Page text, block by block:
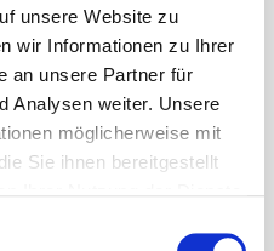
unsere Website zu
wir Informationen zu Ihrer
an unsere Partner für
Analysen weiter. Unsere
möglicherweise mit
Sie ihnen bereitgestellt
praktischen
überzeugt mit
großzügigen
ein großes
Eckwanne, die für